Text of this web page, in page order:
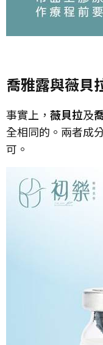
喬雅露與薇貝
事實上， 薇貝拉及
全相同的。兩者成
可。